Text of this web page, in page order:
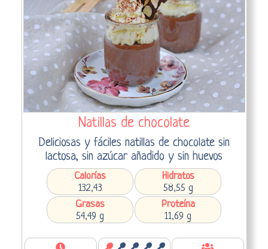
Natillas de chocolate
Deliciosas y fáciles natillas de chocolate sin
lactosa, sin azúcar añadido y sin huevos
Calorías
132,43
Hidratos
58,55 g
Grasas
54,49 g
Proteína
11,69 g